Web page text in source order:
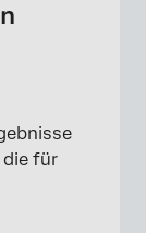
die für